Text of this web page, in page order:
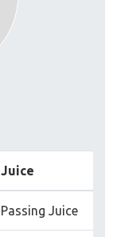
Juice
Passing Juice